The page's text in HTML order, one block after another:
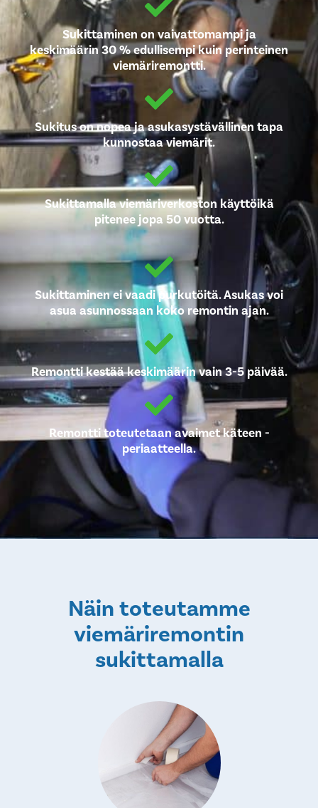
Sukittaminen on vaivattomampi ja
keskimäärin 30 % edullisempi kuin perinteinen
viemäriremontti.
Sukitus on nopea ja asukasystävällinen tapa
kunnostaa viemärit.
Sukittamalla viemäriverkoston käyttöikä
pitenee jopa 50 vuotta.
Sukittaminen ei vaadi purkutöitä. Asukas voi
asua asunnossaan koko remontin ajan.
Remontti kestää keskimäärin vain 3-5 päivää.
Remontti toteutetaan avaimet käteen -
periaatteella.
Näin toteutamme
viemäriremontin
sukittamalla